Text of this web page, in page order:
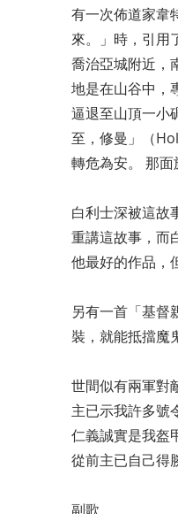
有一次佈道家韋
來。」時，引用
喬治亞城附近，
地是在山谷中，
逼退至山頂一小
至，修曼」（
轉危為安。 那面
白利士深被這故
重講這故事，而
他最好的作品，
另有一首「基
裝，就能抵擋魔
世間似有兩軍對
主已示我許多號
仁義誠實是我盔
從前主已自己得
副歌